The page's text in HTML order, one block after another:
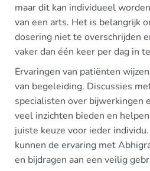
maar dit kan individueel
van een arts. Het is belangrijk
dosering niet te overschrijden
vaker dan één keer per dag in
Ervaringen van patiënten
van begeleiding. Discussies
specialisten over bijwerkingen
veel inzichten bieden en
juiste keuze voor ieder
kunnen de ervaring met
en bijdragen aan een veilig